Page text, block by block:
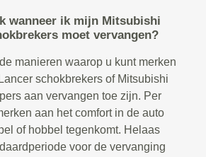
wanneer ik mijn Mitsubishi
moet vervangen?
manieren waarop u kunt merken
schokbrekers of Mitsubishi
aan vervangen toe zijn. Per
aan het comfort in de auto
of hobbel tegenkomt. Helaas
voor de vervanging